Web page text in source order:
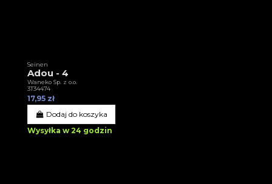
Seinen
Adou - 4
Waneko Sp. z o.o.
3T34474
17,95 zł
Dodaj do koszyka
Wysyłka w 24 godzin